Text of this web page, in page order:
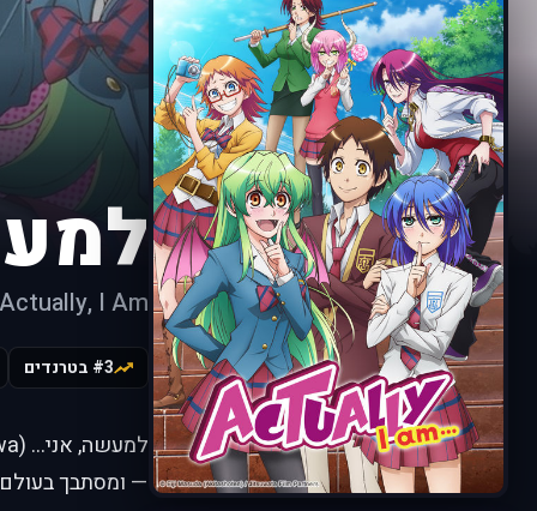
Actually, I Am...
#3 בטרנדים
— ומסתבך